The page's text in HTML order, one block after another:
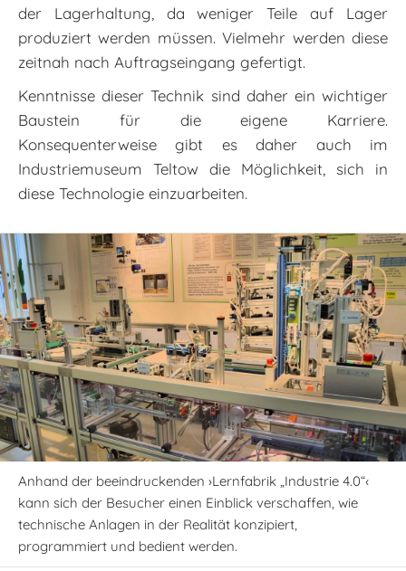
der Lagerhaltung, da weniger Teile auf Lager
produziert werden müssen. Vielmehr werden diese
zeitnah nach Auftragseingang gefertigt.
Kenntnisse dieser Technik sind daher ein wichtiger
Baustein für die eigene Karriere.
Konsequenterweise gibt es daher auch im
Industriemuseum Teltow die Möglichkeit, sich in
diese Technologie einzuarbeiten.
Anhand der beeindruckenden ›Lernfabrik „Industrie 4.0“‹
kann sich der Besucher einen Einblick verschaffen, wie
technische Anlagen in der Realität konzipiert,
programmiert und bedient werden.